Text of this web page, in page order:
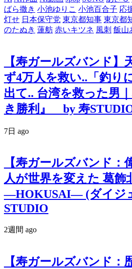
ばら撒き 小池ゆりこ 小池百合子 応
灯せ 日本保守党 東京都知事 東京都
のたぬき 蓮舫 赤いキツネ 風刺 飯山
【寿ガールズバンド】
ず4万人を救い..「釣り
出て.. 台湾を救った男
き勝利』 by 寿
7日 ago
【寿ガールズバンド：
人が世界を変えた 葛飾
―HOKUSAI― (ダイジ
STUDIO
2週間 ago
【寿ガールズバンド：